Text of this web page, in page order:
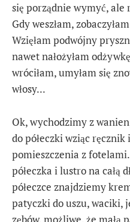
się porządnie wymyć, ale
Gdy weszłam,
Wzięłam podwójny
nawet nałożyłam
wróciłam, umyłam się
włosy...
Ok, wychodzimy z
do półeczki wziąc
pomieszczenia z
półeczka i lustro na całą
półeczce znajdziemy
patyczki do uszu, waciki,
zębów, możliwe, że małą